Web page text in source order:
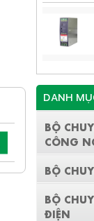
DANH
BỘ
CÔNG
BỘ
BỘ
ĐIỆN